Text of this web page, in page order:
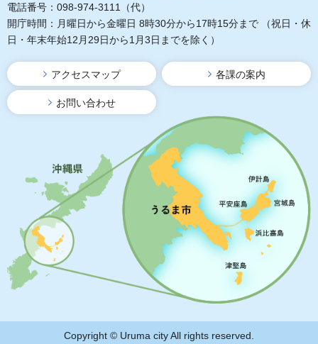
電話番号：098-974-3111（代）
開庁時間：月曜日から金曜日 8時30分から17時15分まで
（祝日・休
日・年末年始12月29日から1月3日までを除く）
アクセスマップ 各課の案内
お問い合わせ
Copyright © Uruma city All rights reserved.